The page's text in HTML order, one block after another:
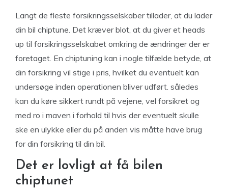
Langt de fleste forsikringsselskaber tillader, at du lader
din bil chiptune. Det kræver blot, at du giver et heads
up til forsikringsselskabet omkring de ændringer der er
foretaget. En chiptuning kan i nogle tilfælde betyde, at
din forsikring vil stige i pris, hvilket du eventuelt kan
undersøge inden operationen bliver udført. således
kan du køre sikkert rundt på vejene, vel forsikret og
med ro i maven i forhold til hvis der eventuelt skulle
ske en ulykke eller du på anden vis måtte have brug
for din forsikring til din bil.
Det er lovligt at få bilen
chiptunet